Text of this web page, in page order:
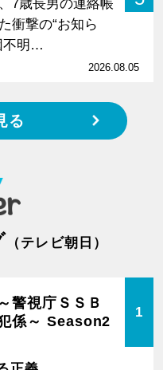
7歳長男の連絡帳
衝撃の“お知ら
明…
2026.08.05
る
（テレビ朝日）
警視庁ＳＳＢ
係～ Season2
1